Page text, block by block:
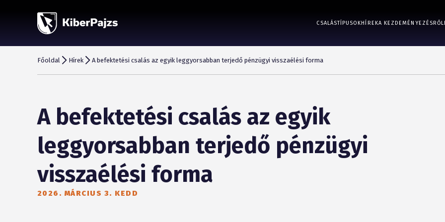
CSALÁSTÍPUSOK HÍREKA KEZDEMÉNYEZÉSRŐL
Főoldal Hírek A befektetési csalás az egyik leggyorsabban terjedő pénzügyi visszaélési forma
A befektetési csalás az egyik
leggyorsabban terjedő pénzügyi
visszaélési forma
2026. MÁRCIUS 3. KEDD